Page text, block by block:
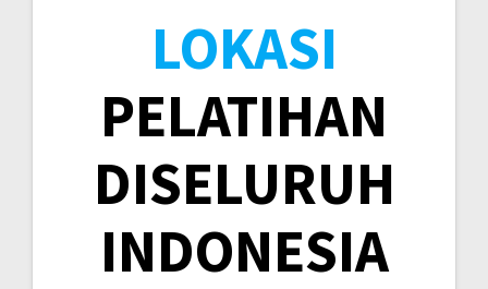
LOKASI
PELATIHAN
DISELURUH
INDONESIA